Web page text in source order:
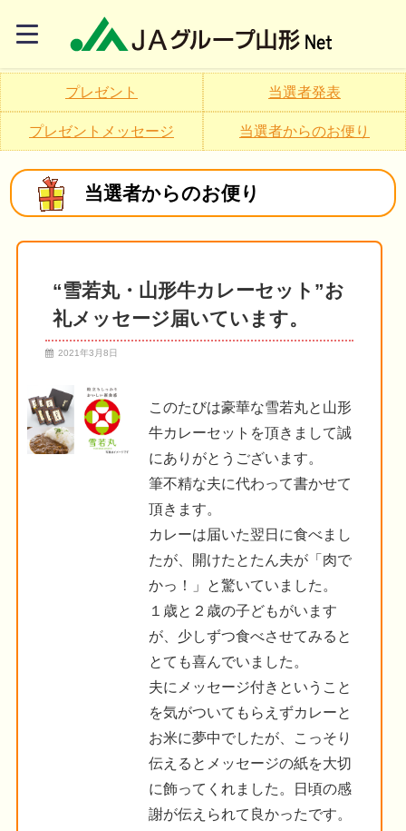
プレゼント 当選者発表
プレゼントメッセージ 当選者からのお便り
当選者からのお便り
“雪若丸・山形牛カレーセット”お
礼メッセージ届いています。
2021年3月8日
このたびは豪華な雪若丸と山形
牛カレーセットを頂きまして誠
にありがとうございます。
筆不精な夫に代わって書かせて
頂きます。
カレーは届いた翌日に食べまし
たが、開けたとたん夫が「肉で
かっ！」と驚いていました。
１歳と２歳の子どもがいます
が、少しずつ食べさせてみると
とても喜んでいました。
夫にメッセージ付きということ
を気がついてもらえずカレーと
お米に夢中でしたが、こっそり
伝えるとメッセージの紙を大切
に飾ってくれました。日頃の感
謝が伝えられて良かったです。